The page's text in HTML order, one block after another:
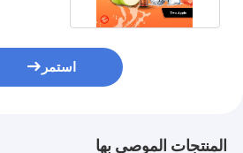
استمر
المنتجات الموصى بها